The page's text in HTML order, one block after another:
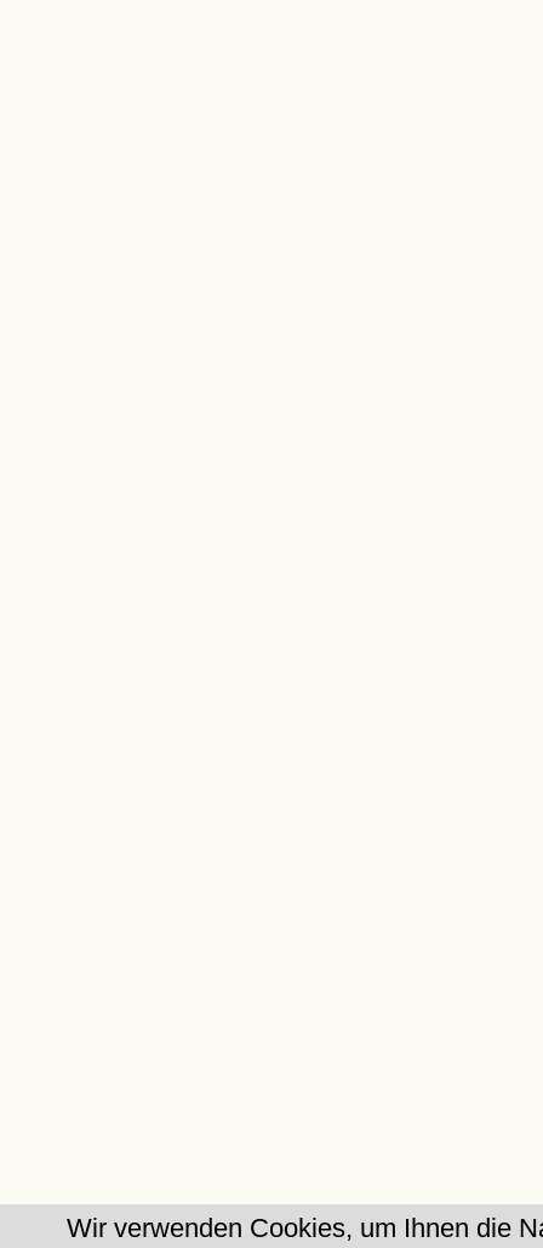
Wir verwenden Cookies, um Ihnen die